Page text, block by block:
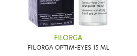
FILORGA
FILORGA OPTIM-EYES 15 ML